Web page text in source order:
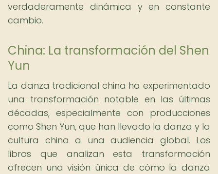
verdaderamente dinámica y en constante
cambio.
China: La transformación del Shen
Yun
La danza tradicional china ha experimentado
una transformación notable en las últimas
décadas, especialmente con producciones
como Shen Yun, que han llevado la danza y la
cultura china a una audiencia global. Los
libros que analizan esta transformación
ofrecen una visión única de cómo la danza